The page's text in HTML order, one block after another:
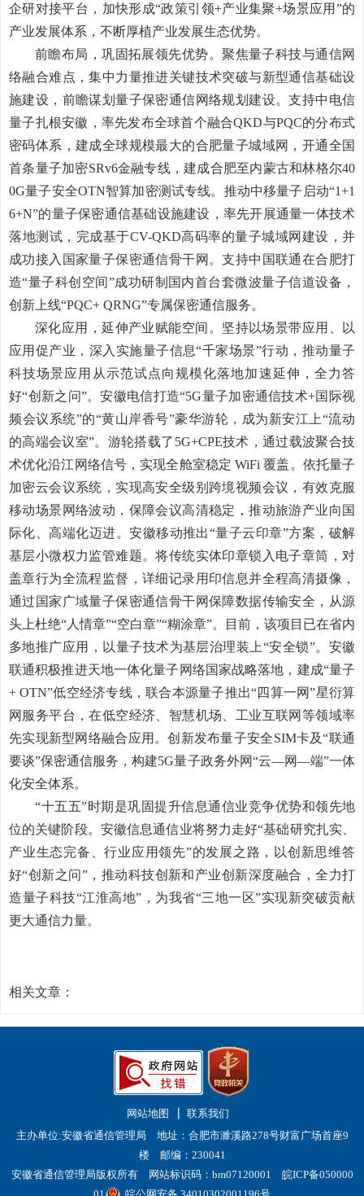
企研对接平台，加快形成“政策引领+产业集聚+场景应用”的
产业发展体系，不断厚植产业发展生态优势。
前瞻布局，巩固拓展领先优势。聚焦量子科技与通信网
络融合难点，集中力量推进关键技术突破与新型通信基础设
施建设，前瞻谋划量子保密通信网络规划建设。支持中电信
量子扎根安徽，率先发布全球首个融合QKD与PQC的分布式
密码体系，建成全球规模最大的合肥量子城域网，开通全国
首条量子加密SRv6金融专线，建成合肥至内蒙古和林格尔40
0G量子安全OTN智算加密测试专线。推动中移量子启动“1+1
6+N”的量子保密通信基础设施建设，率先开展通量一体技术
落地测试，完成基于CV-QKD高码率的量子城域网建设，并
成功接入国家量子保密通信骨干网。支持中国联通在合肥打
造“量子科创空间”成功研制国内首台套微波量子信道设备，
创新上线“PQC+ QRNG”专属保密通信服务。
深化应用，延伸产业赋能空间。坚持以场景带应用、以
应用促产业，深入实施量子信息“千家场景”行动，推动量子
科技场景应用从示范试点向规模化落地加速延伸，全力答
好“创新之问”。安徽电信打造“5G量子加密通信技术+国际视
频会议系统”的“黄山岸香号”豪华游轮，成为新安江上“流动
的高端会议室”。游轮搭载了 5G+CPE技术，通过载波聚合技
术优化沿江网络信号，实现全舱室稳定WiFi覆盖。依托量子
加密云会议系统，实现高安全级别跨境视频会议，有效克服
移动场景网络波动，保障会议高清稳定，推动旅游产业向国
际化、高端化迈进。安徽移动推出“量子云印章”方案，破解
基层小微权力监管难题。将传统实体印章锁入电子章筒，对
盖章行为全流程监督，详细记录用印信息并全程高清摄像，
通过国家广域量子保密通信骨干网保障数据传输安全，从源
头上杜绝“人情章”“空白章”“糊涂章”。目前，该项目已在省内
多地推广应用，以量子技术为基层治理装上“安全锁”。 安徽
联通积极推进天地一体化量子网络国家战略落地，建成“量子
+ OTN”低空经济专线，联合本源量子推出“四算一网”星衍算
网服务平台，在低空经济、智慧机场、工业互联网等领域率
先实现新型网络融合应用。创新发布量子安全SIM卡及“联通
要谈”保密通信服务，构建5G量子政务外网“云—网—端”一体
化安全体系。
“十五五”时期是巩固提升信息通信业竞争优势和领先地
位的关键阶段。安徽信息通信业将努力走好“基础研究扎实、
产业生态完备、行业应用领先”的发展之路，以创新思维答
好“创新之问”，推动科技创新和产业创新深度融合，全力打
造量子科技“江淮高地”，为我省“三地一区”实现新突破贡献
更大通信力量。
相关文章：
网站地图
联系我们
主办单位:安徽省通信管理局 地址：合肥市濉溪路278号财富广场首座9
楼 邮编：230041
安徽省通信管理局版权所有 网站标识码：bm07120001 皖ICP备050000